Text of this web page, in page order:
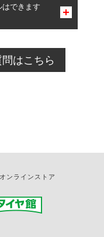
。
り、同時にご予約が
できます
いる場合のご予約
予約の店舗まで
はこちら
ンラインストア